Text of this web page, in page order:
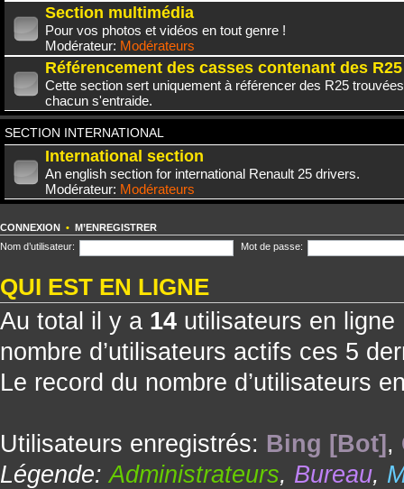
Section multimédia
Pour vos photos et vidéos en tout genre !
Modérateur: Modérateurs
Référencement des casses contenant des R25
Cette section sert uniquement à référencer des R25
chacun s'entraide.
SECTION INTERNATIONAL
International section
An english section for international Renault 25 drivers.
Modérateur: Modérateurs
CONNEXION • M’ENREGISTRER
Nom d’utilisateur:
Mot de passe:
QUI EST EN LIGNE
Au total il y a 14 utilisateurs en ligne
nombre d’utilisateurs actifs ces 5
Le record du nombre d’utilisateurs
Utilisateurs enregistrés: Bing [Bot] ,
Légende:Administrateurs, Bureau,